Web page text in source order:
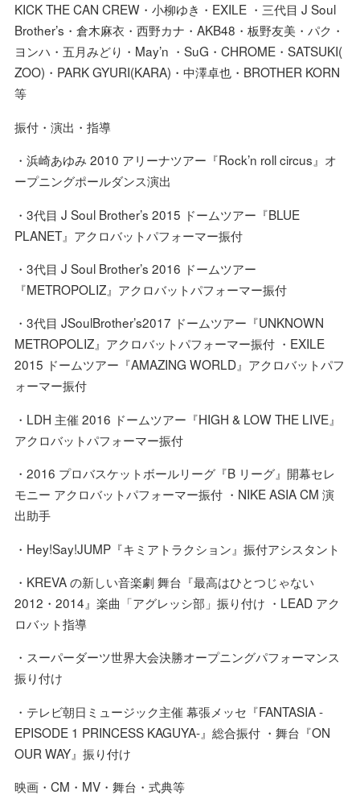
KICK THE CAN CREW・小柳ゆき・EXILE ・三代目 J Soul
Brother’s・倉木麻衣・⻄野カナ・AKB48・板野友美・パク・
ヨンハ・五月みどり・May’n ・SuG・CHROME・SATSUKI(
ZOO)・PARK GYURI(KARA)・中澤卓也・BROTHER KORN
等
振付・演出・指導
・浜崎あゆみ 2010 アリーナツアー『Rock’n roll circus』オ
ープニングポールダンス演出
・3代目 J Soul Brother’s 2015 ドームツアー『BLUE
PLANET』アクロバットパフォーマー振付
・3代目 J Soul Brother’s 2016 ドームツアー
『METROPOLIZ』アクロバットパフォーマー振付
・3代目 JSoulBrother’s2017 ドームツアー『UNKNOWN
METROPOLIZ』アクロバットパフォーマー振付 ・EXILE
2015 ドームツアー『AMAZING WORLD』アクロバットパフ
ォーマー振付
・LDH 主催 2016 ドームツアー『HIGH & LOW THE LIVE』
アクロバットパフォーマー振付
・2016 プロバスケットボールリーグ『B リーグ』開幕セレ
モニー アクロバットパフォーマー振付 ・NIKE ASIA CM 演
出助手
・Hey!Say!JUMP『キミアトラクション』振付アシスタント
・KREVA の新しい音楽劇 舞台『最高はひとつじゃない
2012・2014』楽曲「アグレッシ部」振り付け ・LEAD アク
ロバット指導
・スーパーダーツ世界大会決勝オープニングパフォーマンス
振り付け
・テレビ朝日ミュージック主催 幕張メッセ『FANTASIA -
EPISODE 1 PRINCESS KAGUYA-』総合振付 ・舞台『ON
OUR WAY』振り付け
映画・CM・MV・舞台・式典等